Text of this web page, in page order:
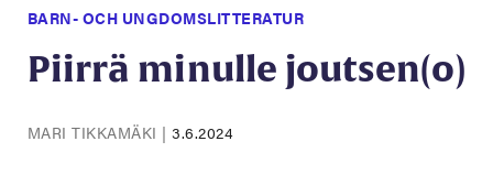
BARN- OCH UNGDOMSLITTERATUR
Piirrä minulle joutsen(o)
MARI TIKKAMÄKI |3.6.2024